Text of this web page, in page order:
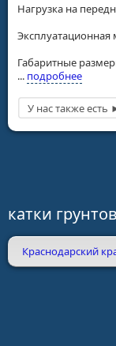
Нагрузка на
Эксплуатационная
Габаритные
... подробнее
катки
Краснодарский